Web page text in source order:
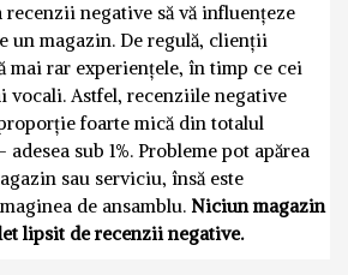
recenzii negative să vă influențeze
un magazin. De regulă, clienții
mai rar experiențele, în timp ce cei
vocali. Astfel, recenziile negative
foarte mică din totalul
sub 1%. Probleme pot apărea
sau serviciu, însă este
de ansamblu. Niciun magazin
lipsit de recenzii negative.